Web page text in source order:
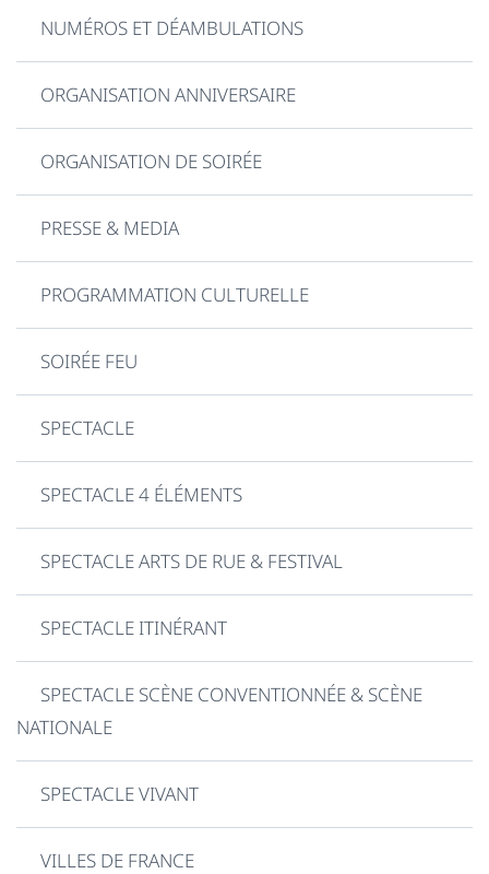
NUMÉROS ET DÉAMBULATIONS
ORGANISATION ANNIVERSAIRE
ORGANISATION DE SOIRÉE
PRESSE & MEDIA
PROGRAMMATION CULTURELLE
SOIRÉE FEU
SPECTACLE
SPECTACLE 4 ÉLÉMENTS
SPECTACLE ARTS DE RUE & FESTIVAL
SPECTACLE ITINÉRANT
SPECTACLE SCÈNE CONVENTIONNÉE & SCÈNE
NATIONALE
SPECTACLE VIVANT
VILLES DE FRANCE